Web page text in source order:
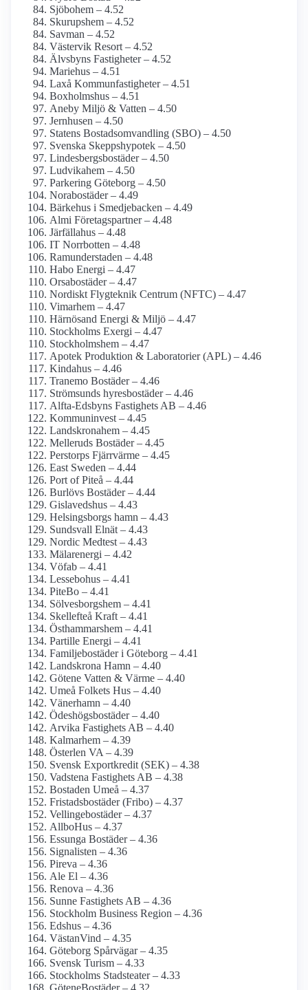
Sjöbohem – 4.52
Skurupshem – 4.52
Savman – 4.52
Västervik Resort – 4.52
Älvsbyns Fastigheter – 4.52
Mariehus – 4.51
Laxå Kommunfastigheter – 4.51
Boxholmshus – 4.51
Aneby Miljö & Vatten – 4.50
Jernhusen – 4.50
Statens Bostads­omvandling (SBO) – 4.50
Svenska Skepps­hypotek – 4.50
Lindesbergsbostäder – 4.50
Ludvikahem – 4.50
Parkering Göteborg – 4.50
Norabostäder – 4.49
Bärkehus i Smedjebacken – 4.49
Almi Företagspartner – 4.48
Järfällahus – 4.48
IT Norrbotten – 4.48
Ramunderstaden – 4.48
Habo Energi – 4.47
Orsabostäder – 4.47
Nordiskt Flygteknik Centrum (NFTC) – 4.47
Vimarhem – 4.47
Härnösand Energi & Miljö – 4.47
Stockholms Exergi – 4.47
Stockholmshem – 4.47
Apotek Produktion & Laboratorier (APL) – 4.46
Kindahus – 4.46
Tranemo Bostäder – 4.46
Strömsunds hyresbostäder – 4.46
Alfta-Edsbyns Fastighets AB – 4.46
Kommuninvest – 4.45
Landskronahem – 4.45
Melleruds Bostäder – 4.45
Perstorps Fjärrvärme – 4.45
East Sweden – 4.44
Port of Piteå – 4.44
Burlövs Bostäder – 4.44
Gislavedshus – 4.43
Helsingsborgs hamn – 4.43
Sundsvall Elnät – 4.43
Nordic Medtest – 4.43
Mälarenergi – 4.42
Vöfab – 4.41
Lessebohus – 4.41
PiteBo – 4.41
Sölvesborgshem – 4.41
Skellefteå Kraft – 4.41
Östhammarshem – 4.41
Partille Energi – 4.41
Familjebostäder i Göteborg – 4.41
Landskrona Hamn – 4.40
Götene Vatten & Värme – 4.40
Umeå Folkets Hus – 4.40
Vänerhamn – 4.40
Ödeshögsbostäder – 4.40
Arvika Fastighets AB – 4.40
Kalmarhem – 4.39
Österlen VA – 4.39
Svensk Exportkredit (SEK) – 4.38
Vadstena Fastighets AB – 4.38
Bostaden Umeå – 4.37
Fristadsbostäder (Fribo) – 4.37
Vellingebostäder – 4.37
AllboHus – 4.37
Essunga Bostäder – 4.36
Signalisten – 4.36
Pireva – 4.36
Ale El – 4.36
Renova – 4.36
Sunne Fastighets AB – 4.36
Stockholm Business Region – 4.36
Edshus – 4.36
VästanVind – 4.35
Göteborg Spårvägar – 4.35
Svensk Turism – 4.33
Stockholms Stadsteater – 4.33
GöteneBostäder – 4.32